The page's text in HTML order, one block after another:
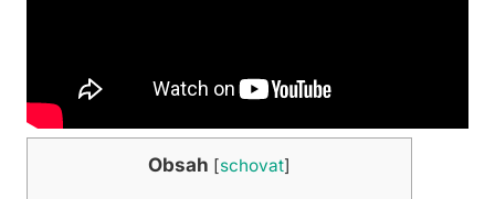
Obsah [schovat]